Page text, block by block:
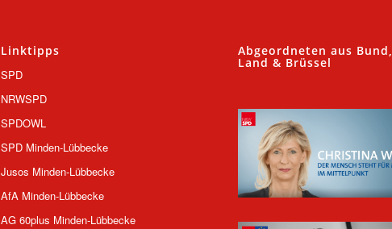
Linktipps
SPD
NRWSPD
SPDOWL
SPD Minden-Lübbecke
Jusos Minden-Lübbecke
AfA Minden-Lübbecke
AG 60plus Minden-Lübbecke
Abgeordneten aus Bund,
Land & Brüssel